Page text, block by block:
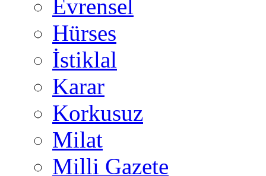
Evrensel
Hürses
İstiklal
Karar
Korkusuz
Milat
Milli Gazete